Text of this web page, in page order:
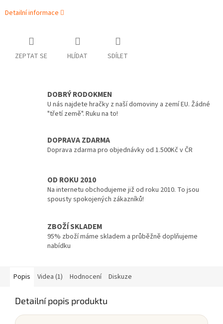
Detailní informace
ZEPTAT SE HLÍDAT SDÍLET
DOBRÝ RODOKMEN
U nás najdete hračky z naší domoviny a zemí EU. Žádné
"třetí země". Ruku na to!
DOPRAVA ZDARMA
Doprava zdarma pro objednávky od 1.500Kč v ČR
OD ROKU 2010
Na internetu obchodujeme již od roku 2010. To jsou
spousty spokojených zákazníků!
ZBOŽÍ SKLADEM
95% zboží máme skladem a průběžně doplňujeme
nabídku
Popis Videa (1) Hodnocení Diskuze
Detailní popis produktu